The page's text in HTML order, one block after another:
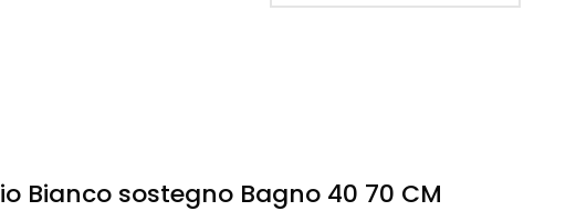
Bianco sostegno Bagno 40 70 CM